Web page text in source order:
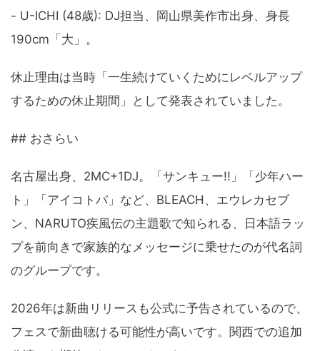
- U-ICHI (48歳): DJ担当、岡山県美作市出身、身長
190cm「大」。
休止理由は当時「一生続けていくためにレベルアップ
するための休止期間」として発表されていました。
## おさらい
名古屋出身、2MC+1DJ。「サンキュー!!」「少年ハー
ト」「アイコトバ」など、BLEACH、エウレカセブ
ン、NARUTO疾風伝の主題歌で知られる、日本語ラッ
プを前向きで家族的なメッセージに乗せたのが代名詞
のグループです。
2026年は新曲リリースも公式に予告されているので、
フェスで新曲聴ける可能性が高いです。関西での追加